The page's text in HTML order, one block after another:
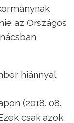
az Országos
hiánnyal
(2018. 08.
csak azok